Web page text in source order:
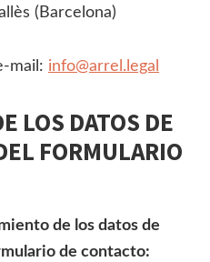
(Barcelona)
mail: info@arrel.legal
LOS DATOS DE
FORMULARIO
de los datos de
de contacto: